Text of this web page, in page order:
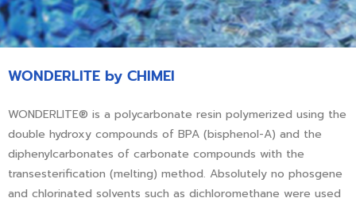
WONDERLITE by CHIMEI
WONDERLITE® is a polycarbonate resin polymerized using the
double hydroxy compounds of BPA (bisphenol-A) and the
diphenylcarbonates of carbonate compounds with the
transesterification (melting) method. Absolutely no phosgene
and chlorinated solvents such as dichloromethane were used